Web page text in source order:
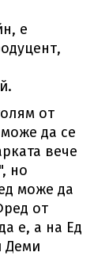
е
от
да се
вече
но
може да
от
е, а на Ед
Деми